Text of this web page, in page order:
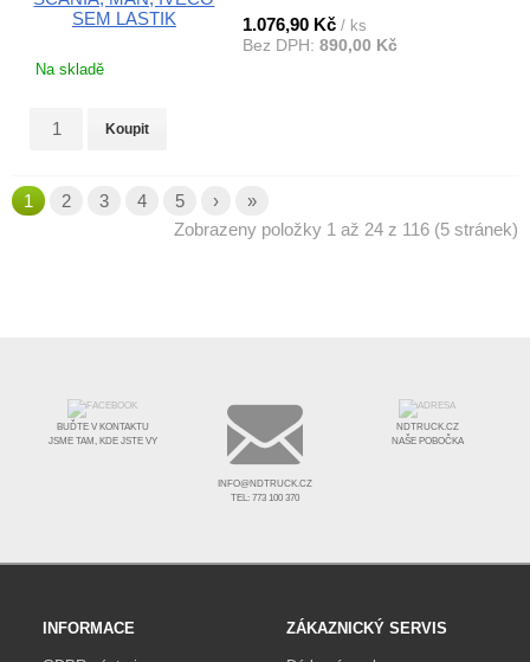
1.076,90 Kč / ks
Bez DPH: 890,00 Kč
Na skladě
Koupit
1 2 3 4 5 ›
»
Zobrazeny položky 1 až 24 z 116 (5 stránek)
BUĎTE V KONTAKTU
JSME TAM, KDE JSTE VY
INFO@NDTRUCK.CZ
TEL: 773 100 370
NDTRUCK.CZ
NAŠE POBOČKA
INFORMACE ZÁKAZNICKÝ SERVIS